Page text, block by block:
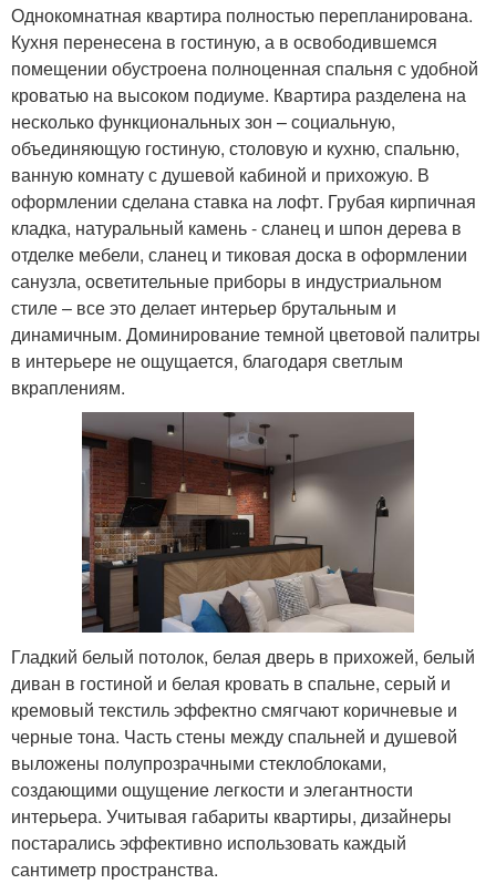
Однокомнатная квартира полностью перепланирована.
Кухня перенесена в гостиную, а в освободившемся
помещении обустроена полноценная спальня с удобной
кроватью на высоком подиуме. Квартира разделена на
несколько функциональных зон – социальную,
объединяющую гостиную, столовую и кухню, спальню,
ванную комнату с душевой кабиной и прихожую. В
оформлении сделана ставка на лофт. Грубая кирпичная
кладка, натуральный камень - сланец и шпон дерева в
отделке мебели, сланец и тиковая доска в оформлении
санузла, осветительные приборы в индустриальном
стиле – все это делает интерьер брутальным и
динамичным. Доминирование темной цветовой палитры
в интерьере не ощущается, благодаря светлым
вкраплениям.
Гладкий белый потолок, белая дверь в прихожей, белый
диван в гостиной и белая кровать в спальне, серый и
кремовый текстиль эффектно смягчают коричневые и
черные тона. Часть стены между спальней и душевой
выложены полупрозрачными стеклоблоками,
создающими ощущение легкости и элегантности
интерьера. Учитывая габариты квартиры, дизайнеры
постарались эффективно использовать каждый
сантиметр пространства.